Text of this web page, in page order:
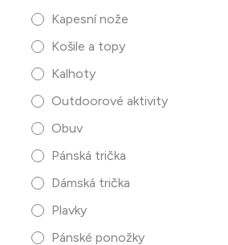
Kapesní nože
Košile a topy
Kalhoty
Outdoorové aktivity
Obuv
Pánská trička
Dámská trička
Plavky
Pánské ponožky